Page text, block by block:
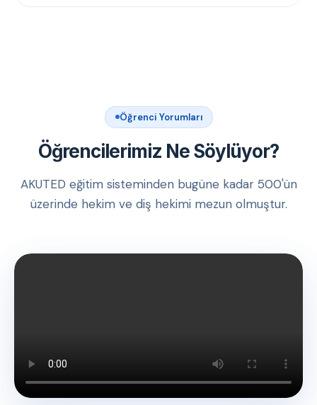
Öğrenci Yorumları
Öğrencilerimiz Ne Söylüyor?
AKUTED eğitim sisteminden bugüne kadar 500'ün
üzerinde hekim ve diş hekimi mezun olmuştur.